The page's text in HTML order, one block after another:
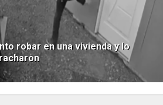
robar en una vivienda y lo